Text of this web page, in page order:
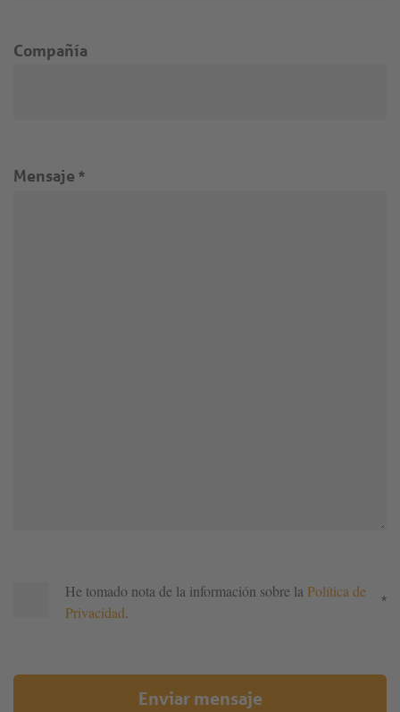
Compañía
Mensaje *
He tomado nota de la información sobre la Política de
Privacidad.
*
Enviar mensaje